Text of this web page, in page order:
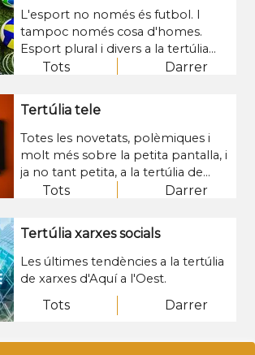
L'esport no només és futbol. I
tampoc només cosa d'homes.
Esport plural i divers a la tertúlia
esportiva d'Aquí a l'Oest.
Tots Darrer
Tertúlia tele
Totes les novetats, polèmiques i
molt més sobre la petita pantalla, i
ja no tant petita, a la tertúlia de
televisió d'Aquí a l'Oest
Tots Darrer
Tertúlia xarxes socials
Les últimes tendències a la tertúlia
de xarxes d'Aquí a l'Oest.
Tots Darrer